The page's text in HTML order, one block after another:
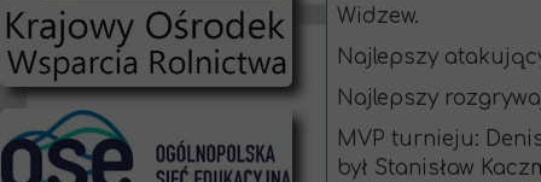
Widzew.
Najlepszy
Najlepszy
MVP turnieju:
był Stanisław